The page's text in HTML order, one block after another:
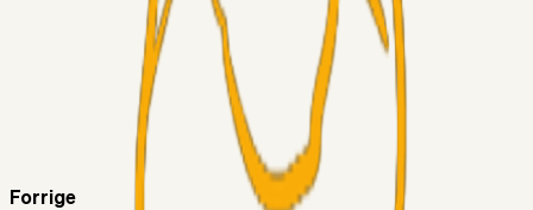
04. aug. 2026
5. Forudsigelser op til Horsens kampen.
RasmusStephansen
04. aug. 2026
Nørgaards Lever Hug, Skaktræk Mod En Utålmodig
Forrige